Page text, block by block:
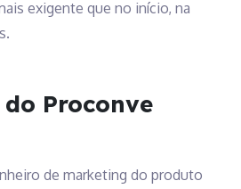
exigente que no início, na
Proconve
de marketing do produto